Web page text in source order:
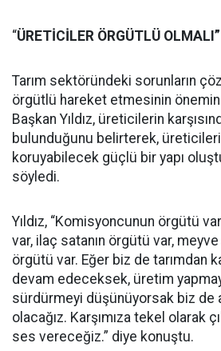
“ÜRETİCİLER ÖRGÜTLÜ OLMALI”
Tarım sektöründeki sorunların
örgütlü hareket etmesinin
Başkan Yıldız, üreticilerin
bulunduğunu belirterek,
koruyabilecek güçlü bir yapı
söyledi.
Yıldız, “Komisyoncunun örgütü
var, ilaç satanın örgütü var, meyve
örgütü var. Eğer biz de tarımdan
devam edeceksek, üretim
sürdürmeyi düşünüyorsak biz de
olacağız. Karşımıza tekel olarak
ses vereceğiz.” diye konuştu.